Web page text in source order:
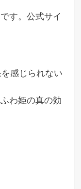
す。公式サイ
感じられない
わ姫の真の効